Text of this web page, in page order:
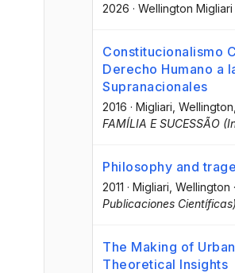
2026 · Wellington Migliari
Constitucionalismo
Derecho Humano a
Supranacionales
2016 · Migliari, Wellington
FAMÍLIA E SUCESSÃO
Philosophy and
2011 · Migliari, Wellington ·
Publicaciones Científicas)
The Making of
Theoretical Insights